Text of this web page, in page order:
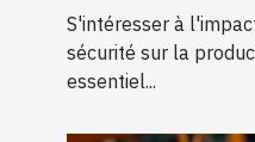
productivité
S'intéresser à
sécurité sur la
essentiel...